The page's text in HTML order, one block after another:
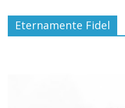
Eternamente Fidel